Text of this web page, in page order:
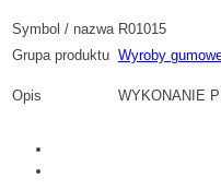
Symbol / nazwa R01015
Grupa produktu Wyroby
Opis WYKONANIE